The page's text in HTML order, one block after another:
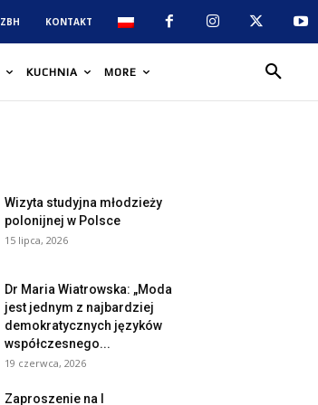
ZBH KONTAKT
KUCHNIA MORE
Wizyta studyjna młodzieży
polonijnej w Polsce
15 lipca, 2026
Dr Maria Wiatrowska: „Moda
jest jednym z najbardziej
demokratycznych języków
współczesnego...
19 czerwca, 2026
Zaproszenie na I